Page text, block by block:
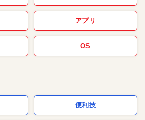
アプリ
OS
便利技